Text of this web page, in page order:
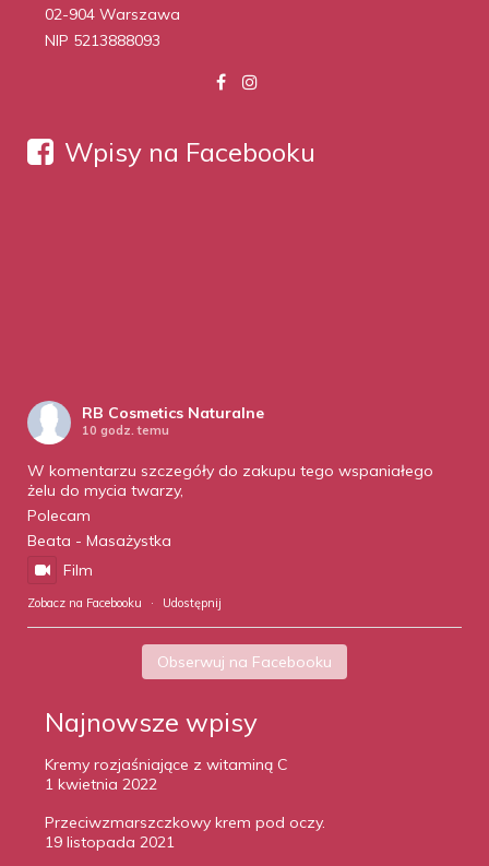
02-904 Warszawa
NIP 5213888093
Wpisy na Facebooku
RB Cosmetics Naturalne
10 godz. temu
W komentarzu szczegóły do zakupu tego wspaniałego
żelu do mycia twarzy,
Polecam
Beata - Masażystka
Film
Zobacz na Facebooku · Udostępnij
Obserwuj na Facebooku
Najnowsze wpisy
Kremy rozjaśniające z witaminą C
1 kwietnia 2022
Przeciwzmarszczkowy krem pod oczy.
19 listopada 2021